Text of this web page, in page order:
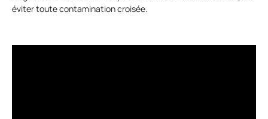
éviter toute contamination croisée.